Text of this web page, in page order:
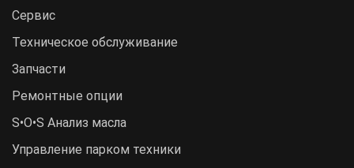
Сервис
Техническое обслуживание
Запчасти
Ремонтные опции
S•O•S Анализ масла
Управление парком техники